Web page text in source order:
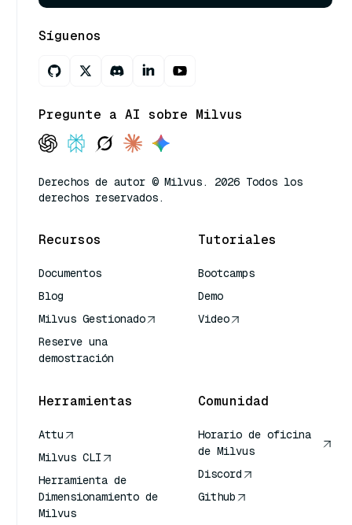
Síguenos
Pregunte a AI sobre Milvus
Derechos de autor © Milvus. 2026 Todos los
derechos reservados.
Recursos
Documentos
Blog
Milvus Gestionado
Reserve una
demostración
Tutoriales
Bootcamps
Demo
Video
Herramientas
Attu
Milvus CLI
Herramienta de
Dimensionamiento de
Milvus
Comunidad
Horario de oficina
de Milvus
Discord
Github